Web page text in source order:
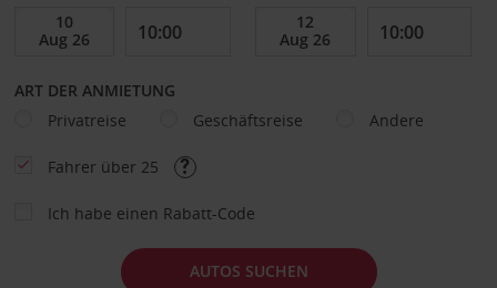
ART DER ANMIETUNG
Privatreise
Geschäftsreise Andere
Fahrer über 25
Ich habe einen Rabatt-Code
AUTOS SUCHEN